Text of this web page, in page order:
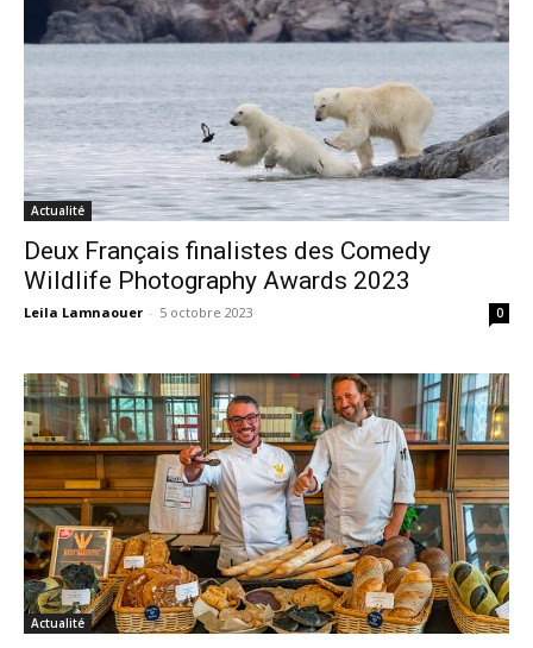
Actualité
Deux Français finalistes des Comedy
Wildlife Photography Awards 2023
Leila Lamnaouer - 5 octobre 2023 0
Actualité